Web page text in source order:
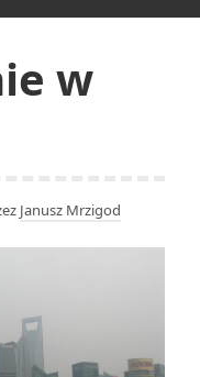
w
Janusz Mrzigod